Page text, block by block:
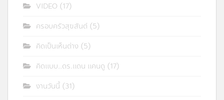
VIDEO (17)
ครอบครัวสุขสันต์ (5)
คิดเป็นเห็นต่าง (5)
คิดแบบ..ดร.แดน แคนดู (17)
งานวันนี้ (31)